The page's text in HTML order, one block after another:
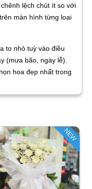
lệch chút ít so với
màn hình từng loại
to nhỏ tuỳ vào điều
(mưa bão, ngày lễ).
hoa đẹp nhất trong
NEW